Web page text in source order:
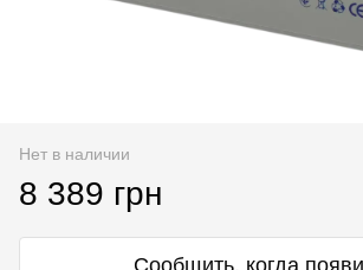
Нет в наличии
8 389 грн